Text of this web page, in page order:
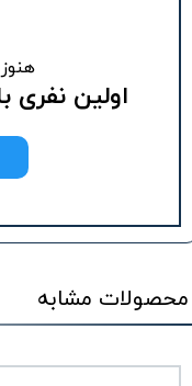
اولین نفری
محصولات مشابه